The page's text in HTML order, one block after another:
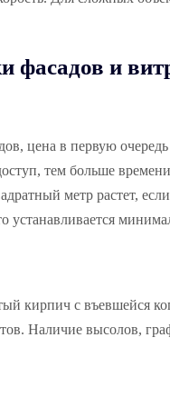
фасадов и
цена в первую
тем больше
метр растет,
устанавливается
кирпич с въевшейся
Наличие высолов,